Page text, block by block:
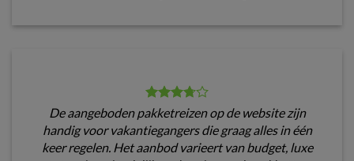
De aangeboden pakketreizen op de website zijn
handig voor vakantiegangers die graag alles in één
keer regelen. Het aanbod varieert van budget, luxe